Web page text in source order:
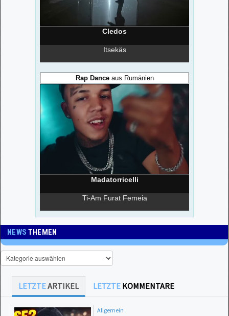
NEWSTHEMEN
LETZTEARTIKEL LETZTE KOMMENTARE
Allgemein